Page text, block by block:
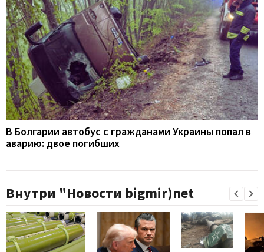
В Болгарии автобус с гражданами Украины попал в
аварию: двое погибших
Внутри "Новости bigmir)net